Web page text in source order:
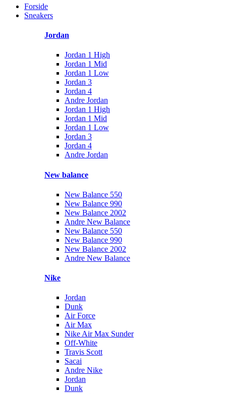
Forside
Sneakers
Jordan
Jordan 1 High
Jordan 1 Mid
Jordan 1 Low
Jordan 3
Jordan 4
Andre Jordan
Jordan 1 High
Jordan 1 Mid
Jordan 1 Low
Jordan 3
Jordan 4
Andre Jordan
New balance
New Balance 550
New Balance 990
New Balance 2002
Andre New Balance
New Balance 550
New Balance 990
New Balance 2002
Andre New Balance
Nike
Jordan
Dunk
Air Force
Air Max
Nike Air Max Sunder
Off-White
Travis Scott
Sacai
Andre Nike
Jordan
Dunk